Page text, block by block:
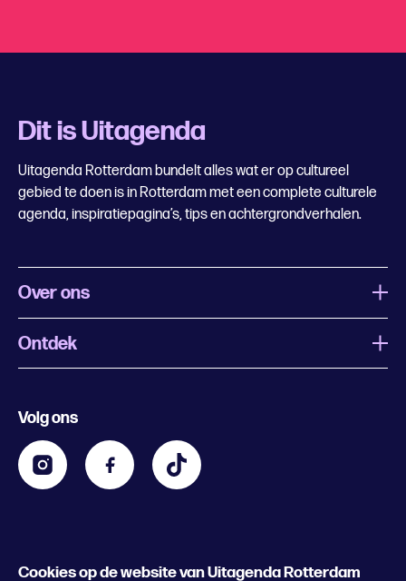
Cookies op de website van Uitagenda Rotterdam
Dit is Uitagenda
Uitagenda Rotterdam bundelt alles wat er op cultureel
gebied te doen is in Rotterdam met een complete culturele
agenda, inspiratiepagina’s, tips en achtergrondverhalen.
Over ons
Wat is Uitagenda Rotterdam
Contact
Zakelijk
Ontdek
Kids
Volg ons